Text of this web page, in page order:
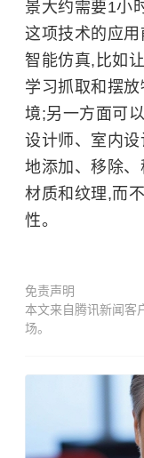
景大约需要1小
这项技术的应
智能仿真,比如
学习抓取和摆
境;另一方面可
设计师、室内
地添加、移除、
材质和纹理,而
性。
免责声明
本文来自腾讯新闻客
场。